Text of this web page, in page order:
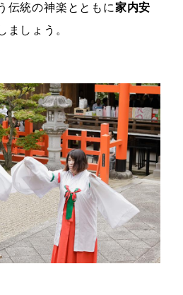
伝統の神楽とともに家内安
ましょう。